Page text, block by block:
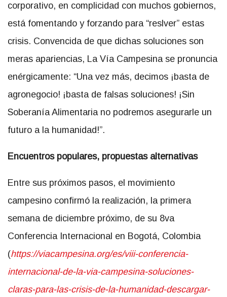
corporativo, en complicidad con muchos gobiernos,
está fomentando y forzando para “reslver” estas
crisis. Convencida de que dichas soluciones son
meras apariencias, La Vía Campesina se pronuncia
enérgicamente: “Una vez más, decimos ¡basta de
agronegocio! ¡basta de falsas soluciones! ¡Sin
Soberanía Alimentaria no podremos asegurarle un
futuro a la humanidad!”.
Encuentros populares, propuestas alternativas
Entre sus próximos pasos, el movimiento
campesino confirmó la realización, la primera
semana de diciembre próximo, de su 8va
Conferencia Internacional en Bogotá, Colombia
(https://viacampesina.org/es/viii-conferencia-
internacional-de-la-via-campesina-soluciones-
claras-para-las-crisis-de-la-humanidad-descargar-